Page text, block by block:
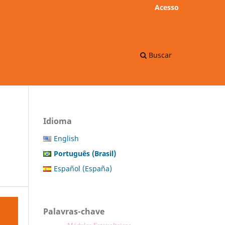
Buscar
Acesso
Idioma
English
Português (Brasil)
Español (España)
Palavras-chave